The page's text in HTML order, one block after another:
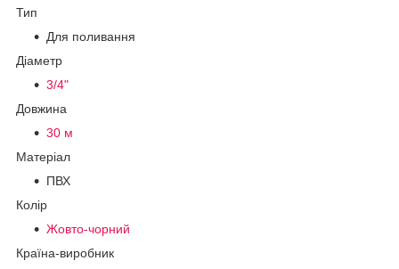
Тип
Для поливання
Діаметр
3/4"
Довжина
30 м
Матеріал
ПВХ
Колір
Жовто-чорний
Країна-виробник